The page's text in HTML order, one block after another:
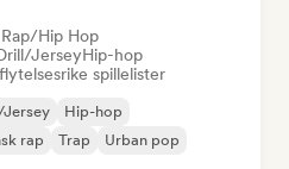
Hip Hop
JerseyHip-hop
spillelister
Jersey
Hip-hop
rap Trap
Urban pop